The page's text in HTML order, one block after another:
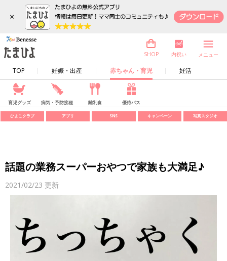
×
TOP 妊娠・出産 赤ちゃん・育児 妊活
SHOP 内祝い メニュー
育児グッズ 病気・予防接種 離乳食 優待パス
ひよこクラブ アプリ SNS キャンペーン 写真スタジオ
話題の業務スーパーおやつで家族も大満足♪
2021/02/23 更新